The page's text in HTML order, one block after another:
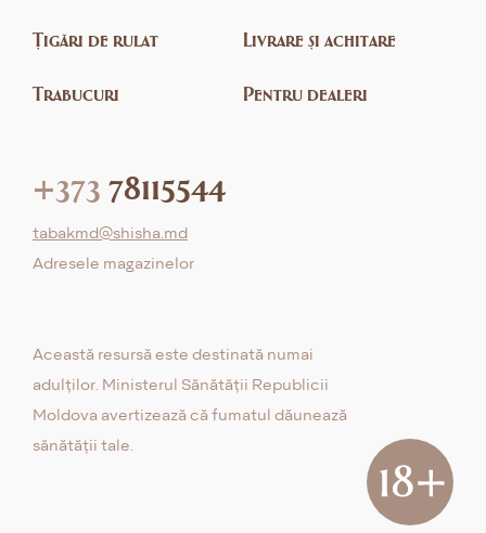
Țigări de rulat
Trabucuri
Livrare și achitare
Pentru dealeri
+373 78115544
tabakmd@shisha.md
Adresele magazinelor
Această resursă este destinată numai
adulților. Ministerul Sănătății Republicii
Moldova avertizează că fumatul dăunează
sănătății tale.